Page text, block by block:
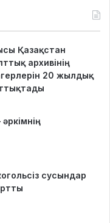
Қазақстан
архивінің
20 жылдық
әркімнің
сусындар